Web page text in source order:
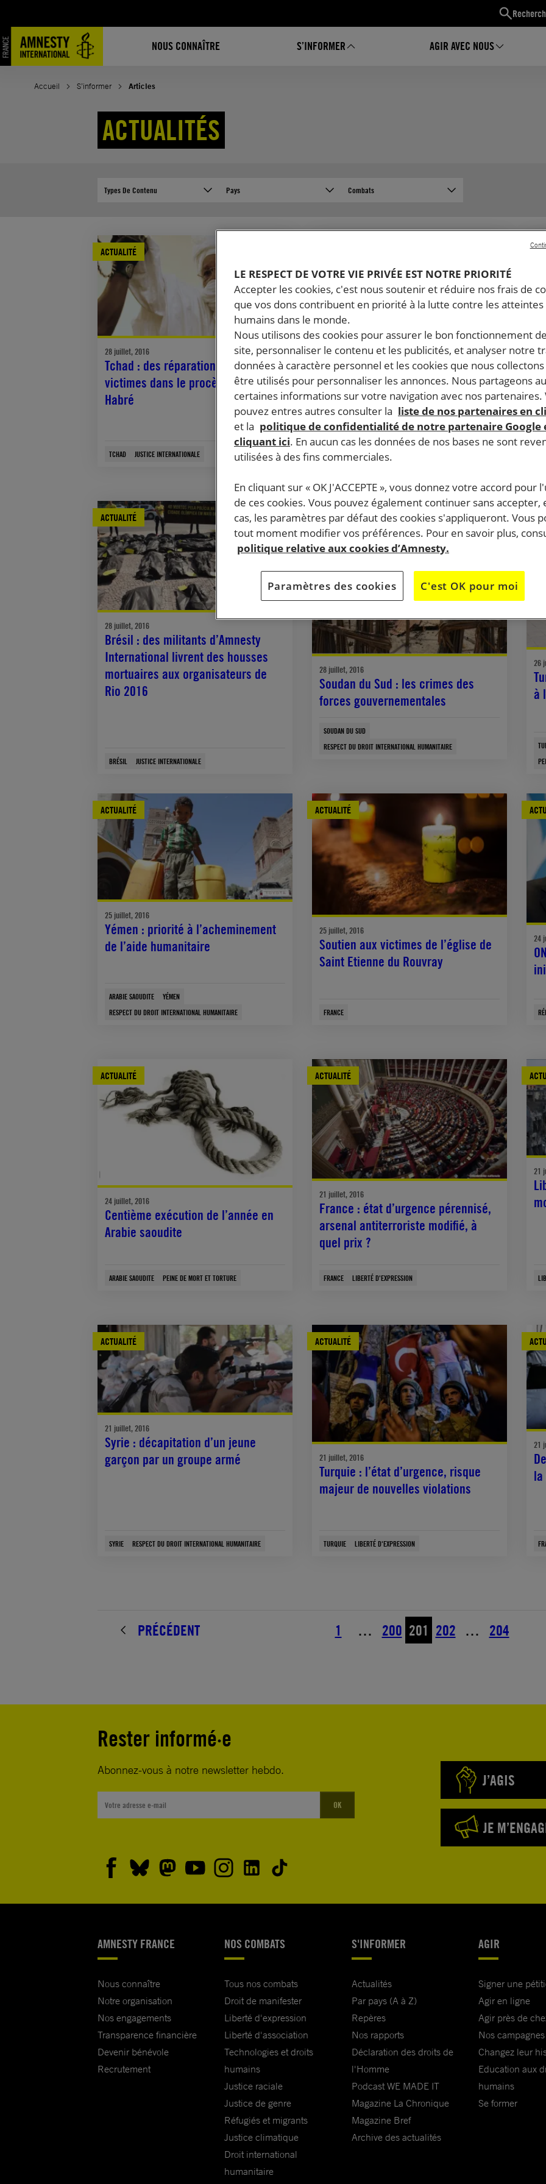
NOUS CONNAÎTRE S’INFORMER AGIR AVEC NOUS
contenu
Accueil S’informer Articles
ACTUALITÉS
Types De Contenu Pays Combats
ACTUALITÉ
28 juillet, 2016
Tchad : des réparations pour les
victimes dans le procès de Hissène
Habré
TCHAD JUSTICE INTERNATIONALE
Syrie: Alep a besoin d’une aide
humanitaire d’urgence
SYRIE RESPECT DU DROIT INTERNATIONAL HUMANITAIRE
ACTUALITÉ
28 juillet, 2016
Brésil : des militants d’Amnesty
International livrent des housses
mortuaires aux organisateurs de
Rio 2016
BRÉSIL JUSTICE INTERNATIONALE
ACTUALITÉ
28 juillet, 2016
Soudan du Sud : les crimes des
forces gouvernementales
SOUDAN DU SUD
RESPECT DU DROIT INTERNATIONAL HUMANITAIRE
26
à
ACTUALITÉ
25 juillet, 2016
Yémen : priorité à l’acheminement
de l’aide humanitaire
ARABIE SAOUDITE
YÉMEN
RESPECT DU DROIT INTERNATIONAL HUMANITAIRE
ACTUALITÉ
25 juillet, 2016
Soutien aux victimes de l’église de
Saint Etienne du Rouvray
FRANCE
24
ACTUALITÉ
24 juillet, 2016
Centième exécution de l’année en
Arabie saoudite
ARABIE SAOUDITE PEINE DE MORT ET TORTURE
ACTUALITÉ
21 juillet, 2016
France : état d’urgence pérennisé,
arsenal antiterroriste modifié, à
quel prix ?
FRANCE LIBERTÉ D'EXPRESSION
21
ACTUALITÉ
21 juillet, 2016
Syrie : décapitation d’un jeune
garçon par un groupe armé
SYRIE RESPECT DU DROIT INTERNATIONAL HUMANITAIRE
ACTUALITÉ
21 juillet, 2016
Turquie : l’état d’urgence, risque
majeur de nouvelles violations
TURQUIE LIBERTÉ D'EXPRESSION
21
PRÉCÉDENT 1 … 200 201 202 … 204
Rester informé·e
Abonnez-vous à notre newsletter hebdo.
OK
J’AGIS
JE
AMNESTY FRANCE
Nous connaître
Notre organisation
Nos engagements
Transparence financière
Devenir bénévole
Recrutement
NOS COMBATS
Tous nos combats
Droit de manifester
Liberté d'expression
Liberté d'association
Technologies et droits
humains
Justice raciale
Justice de genre
Réfugiés et migrants
Justice climatique
Droit international
humanitaire
S'INFORMER
Actualités
Par pays (A à Z)
Repères
Nos rapports
Déclaration des droits de
l'Homme
Podcast WE MADE IT
Magazine La Chronique
Magazine Bref
Archive des actualités
AGIR
Signer une
Agir en ligne
Agir près de
Nos campagnes
Changez leur
Education aux
humains
Se former
LE RESPECT DE VOTRE VIE PRIVÉE EST NOTRE PRIORITÉ
Accepter les cookies, c'est nous soutenir et réduire nos frais de
que vos dons contribuent en priorité à la lutte contre les
humains dans le monde.
Nous utilisons des cookies pour assurer le bon fonctionnement
site, personnaliser le contenu et les publicités, et analyser notre
données à caractère personnel et les cookies que nous
être utilisés pour personnaliser les annonces. Nous partageons
certaines informations sur votre navigation avec nos partenaires.
pouvez entres autres consulter la liste de nos partenaires en
et la politique de confidentialité de notre partenaire Google
cliquant ici. En aucun cas les données de nos bases ne sont
utilisées à des fins commerciales.
En cliquant sur « OK J'ACCEPTE », vous donnez votre accord pour
de ces cookies. Vous pouvez également continuer sans accepter,
cas, les paramètres par défaut des cookies s'appliqueront. Vous
tout moment modifier vos préférences. Pour en savoir plus,
politique relative aux cookies d’Amnesty.
Paramètres des cookies C'est OK pour moi